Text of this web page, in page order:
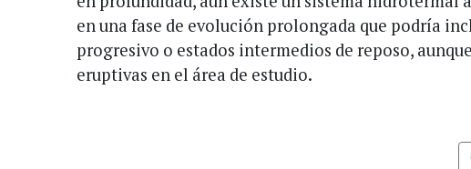
en una fase de evolución prolongada que podría
progresivo o estados intermedios de reposo,
eruptivas en el área de estudio.